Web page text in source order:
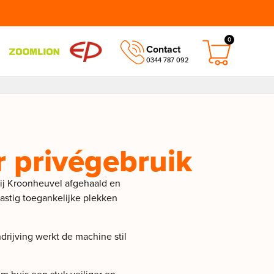
Contact
0344 787 092
0
privégebruik
Kroonheuvel afgehaald en
toegankelijke plekken
werkt de machine stil